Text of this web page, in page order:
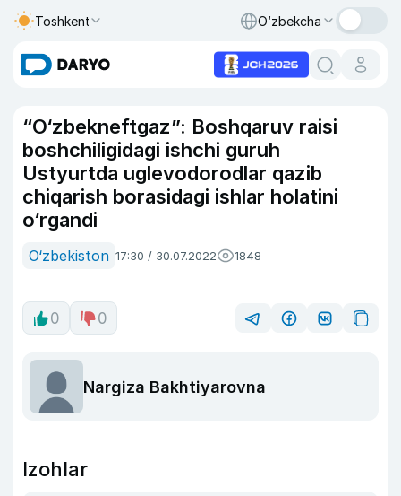
Toshkent O‘zbekcha
“O‘zbekneftgaz”: Boshqaruv raisi
boshchiligidagi ishchi guruh
Ustyurtda uglevodorodlar qazib
chiqarish borasidagi ishlar holatini
o‘rgandi
O‘zbekiston 17:30 / 30.07.2022 1848
0 0
Nargiza Bakhtiyarovna
Izohlar